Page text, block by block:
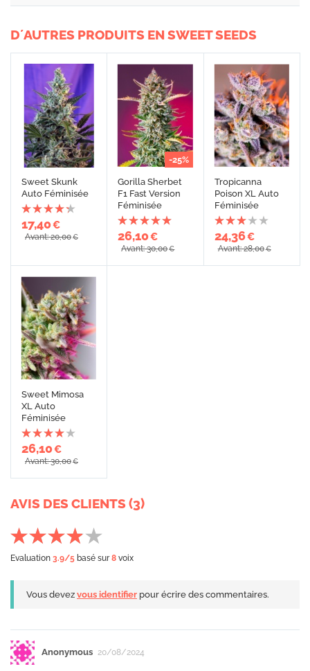
D´AUTRES PRODUITS EN SWEET SEEDS
Sweet Skunk
Auto Féminisée
17,40€
Avant: 20,00€
-25%
Gorilla Sherbet
F1 Fast Version
Féminisée
26,10€
Avant: 30,00€
Tropicanna
Poison XL Auto
Féminisée
24,36€
Avant: 28,00€
Sweet Mimosa
XL Auto
Féminisée
26,10€
Avant: 30,00€
AVIS DES CLIENTS (3)
Evaluation 3.9/5 basé sur8 voix
Vous devez vous identifier pour écrire des commentaires.
Anonymous 20/08/2024